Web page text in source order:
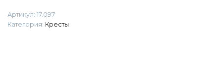
Артикул: 17.097
Категория: Кресты